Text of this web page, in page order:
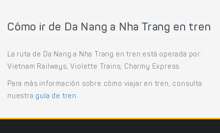
Cómo ir de Da Nang a Nha Trang en tren
La ruta de Da Nang a Nha Trang en tren está operada por:
Vietnam Railways, Violette Trains, Charmy Express.
Para más información sobre cómo viajar en tren, consulta
nuestra guía de tren .